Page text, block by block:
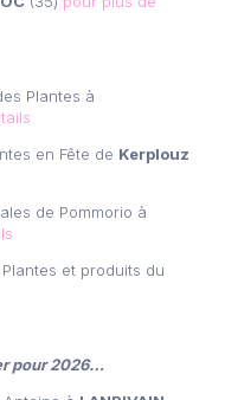
Plantes à
en Fête de Kerplouz
de Pommorio à
et produits du
pour 2026…